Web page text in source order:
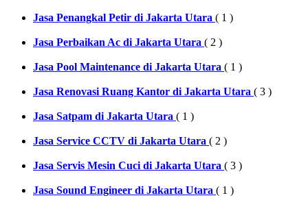
Jasa Penangkal Petir di Jakarta Utara ( 1 )
Jasa Perbaikan Ac di Jakarta Utara ( 2 )
Jasa Pool Maintenance di Jakarta Utara ( 1 )
Jasa Renovasi Ruang Kantor di Jakarta Utara ( 3 )
Jasa Satpam di Jakarta Utara ( 1 )
Jasa Service CCTV di Jakarta Utara ( 2 )
Jasa Servis Mesin Cuci di Jakarta Utara ( 3 )
Jasa Sound Engineer di Jakarta Utara ( 1 )